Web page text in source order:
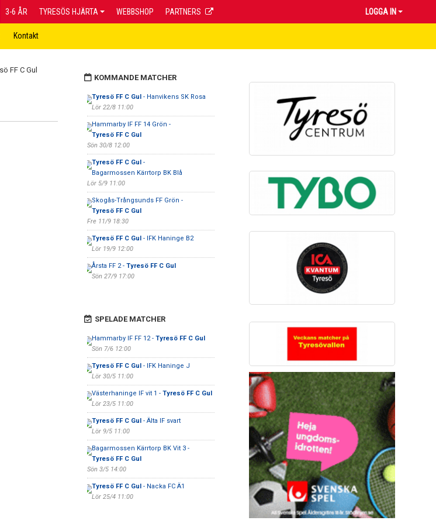
3-6 ÅR TYRESÖS HJÄRTA WEBBSHOP PARTNERS LOGGA IN
Kontakt
KOMMANDE MATCHER
Tyresö FF C Gul- Hanvikens SK Rosa
Lör 22/8 11:00
Hammarby IF FF 14 Grön -
Tyresö FF C Gul
Sön 30/8 12:00
Tyresö FF C Gul-
Bagarmossen Kärrtorp BK Blå
Lör 5/9 11:00
Skogås-Trångsunds FF Grön -
Tyresö FF C Gul
Fre 11/9 18:30
Tyresö FF C Gul- IFK Haninge B2
Lör 19/9 12:00
Årsta FF 2 - Tyresö FF C Gul
Sön 27/9 17:00
SPELADE MATCHER
Hammarby IF FF 12 - Tyresö FF C Gul
Sön 7/6 12:00
Tyresö FF C Gul- IFK Haninge J
Lör 30/5 11:00
Västerhaninge IF vit 1 - Tyresö FF C Gul
Lör 23/5 11:00
Tyresö FF C Gul- Älta IF svart
Lör 9/5 11:00
Bagarmossen Kärrtorp BK Vit 3 -
Tyresö FF C Gul
Sön 3/5 14:00
Tyresö FF C Gul- Nacka FC Ä1
Lör 25/4 11:00